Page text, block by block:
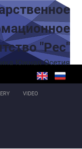
"Рес"
Южная Осетия
VIDEO